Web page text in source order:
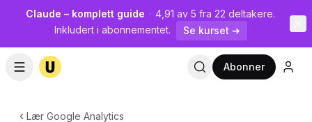
Claude – komplett guide · 4,91 av 5 fra 22 deltakere.
Inkludert i abonnementet.
Se kurset ➔
Abonner
Lær Google Analytics